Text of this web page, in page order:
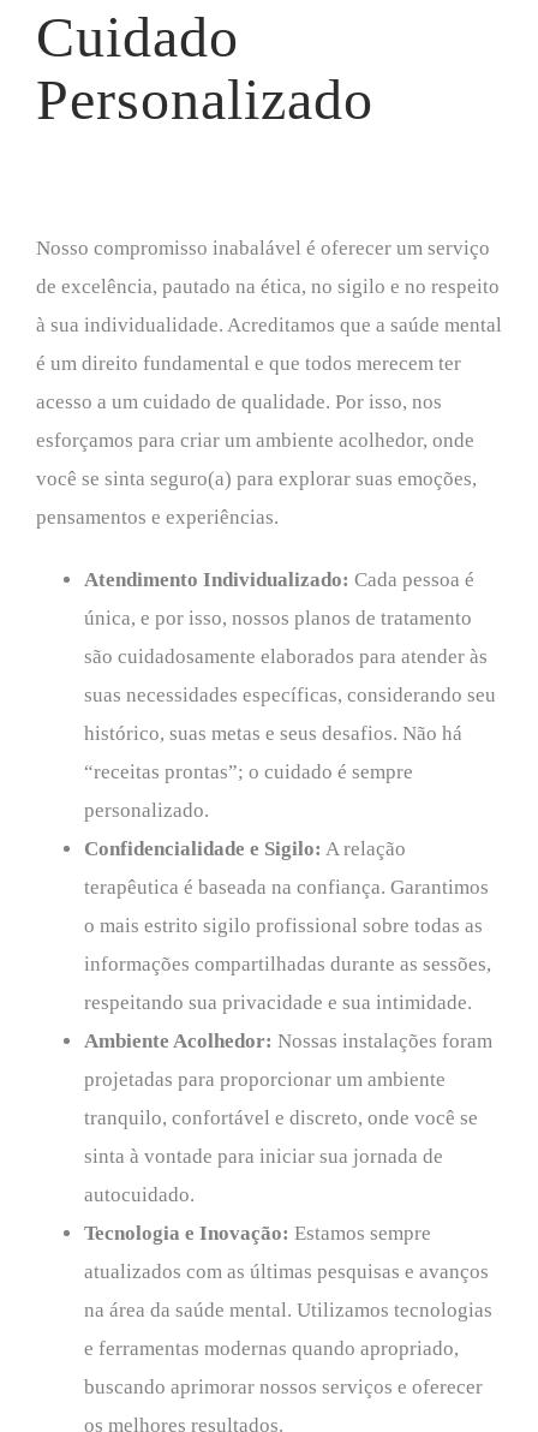
Cuidado
Personalizado
Nosso compromisso inabalável é oferecer um serviço
de excelência, pautado na ética, no sigilo e no respeito
à sua individualidade. Acreditamos que a saúde mental
é um direito fundamental e que todos merecem ter
acesso a um cuidado de qualidade. Por isso, nos
esforçamos para criar um ambiente acolhedor, onde
você se sinta seguro(a) para explorar suas emoções,
pensamentos e experiências.
Atendimento Individualizado: Cada pessoa é
única, e por isso, nossos planos de tratamento
são cuidadosamente elaborados para atender às
suas necessidades específicas, considerando seu
histórico, suas metas e seus desafios. Não há
“receitas prontas”; o cuidado é sempre
personalizado.
Confidencialidade e Sigilo: A relação
terapêutica é baseada na confiança. Garantimos
o mais estrito sigilo profissional sobre todas as
informações compartilhadas durante as sessões,
respeitando sua privacidade e sua intimidade.
Ambiente Acolhedor: Nossas instalações foram
projetadas para proporcionar um ambiente
tranquilo, confortável e discreto, onde você se
sinta à vontade para iniciar sua jornada de
autocuidado.
Tecnologia e Inovação: Estamos sempre
atualizados com as últimas pesquisas e avanços
na área da saúde mental. Utilizamos tecnologias
e ferramentas modernas quando apropriado,
buscando aprimorar nossos serviços e oferecer
os melhores resultados.